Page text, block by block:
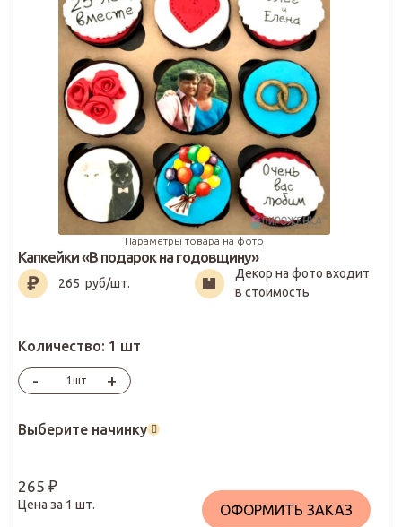
Параметры товара на фото
265₽
Капкейки «В подарок на годовщину»
265 руб/шт.
Декор на фото входит
в стоимость
Количество: 1 шт
- шт +
Выберите начинку
265 ₽
Цена за 1 шт. ОФОРМИТЬ ЗАКАЗ